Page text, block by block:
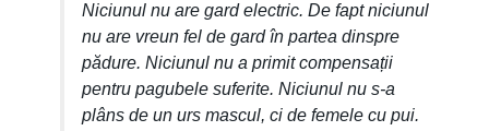
Niciunul nu are gard electric. De fapt niciunul
nu are vreun fel de gard în partea dinspre
pădure. Niciunul nu a primit compensații
pentru pagubele suferite. Niciunul nu s-a
plâns de un urs mascul, ci de femele cu pui.